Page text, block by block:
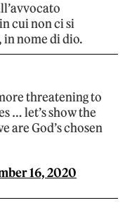
cui non ci si
nome di dio.
threatening to
… let’s show the
are God’s chosen
16, 2020